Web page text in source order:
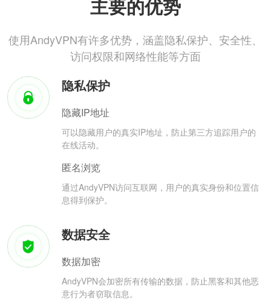
主要的优势
使用AndyVPN有许多优势，涵盖隐私保护、安全性、
访问权限和网络性能等方面
隐私保护
隐藏IP地址
可以隐藏用户的真实IP地址，防止第三方追踪用户的
在线活动。
匿名浏览
通过AndyVPN访问互联网，用户的真实身份和位置信
息得到保护。
数据安全
数据加密
AndyVPN会加密所有传输的数据，防止黑客和其他恶
意行为者窃取信息。